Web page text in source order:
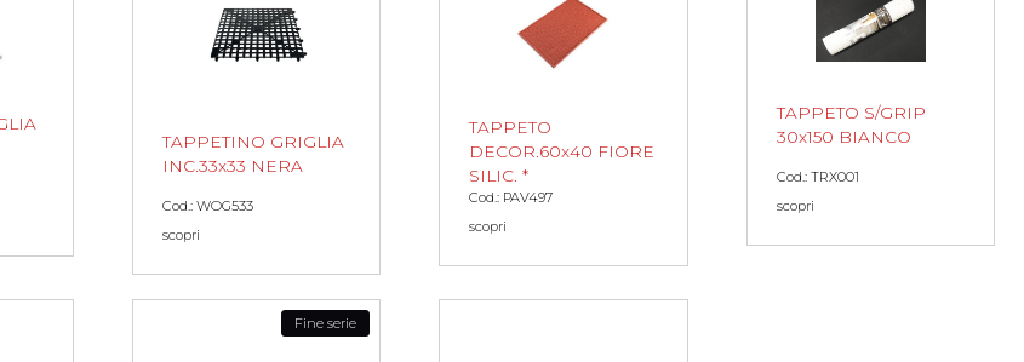
TAPPETINO GRIGLIA
INC.33x33 NERA
Cod.: WOG533
scopri
TAPPETO
DECOR.60x40 FIORE
SILIC. *
Cod.: PAV497
scopri
TAPPETO S/GRIP
30x150 BIANCO
Cod.: TRX001
scopri
Fine serie